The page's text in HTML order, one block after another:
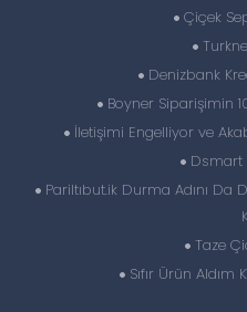
Çiçek
Denizbank
Boyner Siparişimin
İletişimi Engelliyor ve
Dsmart
Pariltıbut.ik Durma Adını Da
Taze
Sıfır Ürün Aldım